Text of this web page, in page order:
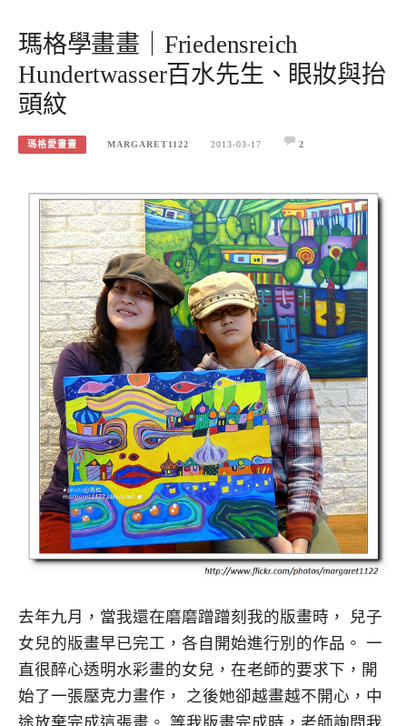
瑪格學畫畫｜Friedensreich
Hundertwasser百水先生、眼妝與抬
頭紋
瑪格愛畫畫 MARGARET1122 2013-03-17 2
去年九月，當我還在磨磨蹭蹭刻我的版畫時， 兒子
女兒的版畫早已完工，各自開始進行別的作品。 一
直很醉心透明水彩畫的女兒，在老師的要求下，開
始了一張壓克力畫作， 之後她卻越畫越不開心，中
途放棄完成這張畫。 等我版畫完成時，老師詢問我